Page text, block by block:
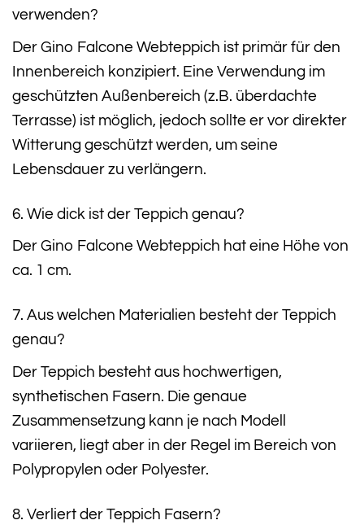
verwenden?
Der Gino Falcone Webteppich ist primär für den
Innenbereich konzipiert. Eine Verwendung im
geschützten Außenbereich (z.B. überdachte
Terrasse) ist möglich, jedoch sollte er vor direkter
Witterung geschützt werden, um seine
Lebensdauer zu verlängern.
6. Wie dick ist der Teppich genau?
Der Gino Falcone Webteppich hat eine Höhe von
ca. 1 cm.
7. Aus welchen Materialien besteht der Teppich
genau?
Der Teppich besteht aus hochwertigen,
synthetischen Fasern. Die genaue
Zusammensetzung kann je nach Modell
variieren, liegt aber in der Regel im Bereich von
Polypropylen oder Polyester.
8. Verliert der Teppich Fasern?